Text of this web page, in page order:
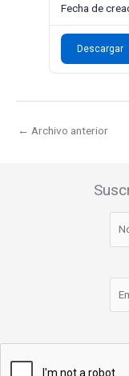
Fecha de
Descargar
← Archivo anterior